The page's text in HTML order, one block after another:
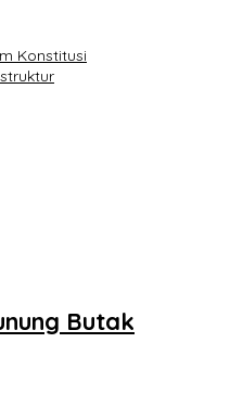
Konstitusi
Butak